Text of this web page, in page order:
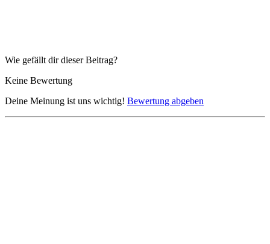
Wie gefällt dir dieser Beitrag?
Keine Bewertung
Deine Meinung ist uns wichtig! Bewertung abgeben